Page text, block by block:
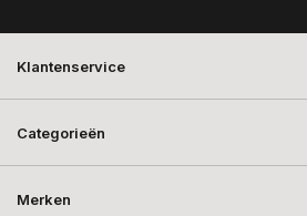
Klantenservice
Categorieën
Merken